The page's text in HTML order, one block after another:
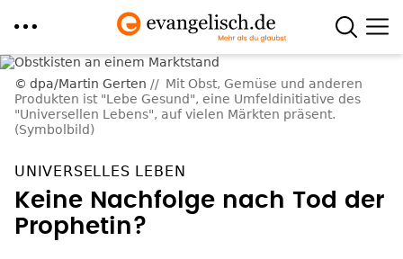
Direkt
zum
Inhalt
dpa/Martin Gerten
Mit Obst, Gemüse und anderen
Produkten ist "Lebe Gesund", eine Umfeldinitiative des
"Universellen Lebens", auf vielen Märkten präsent.
(Symbolbild)
UNIVERSELLES LEBEN
Keine Nachfolge nach Tod der
Prophetin?